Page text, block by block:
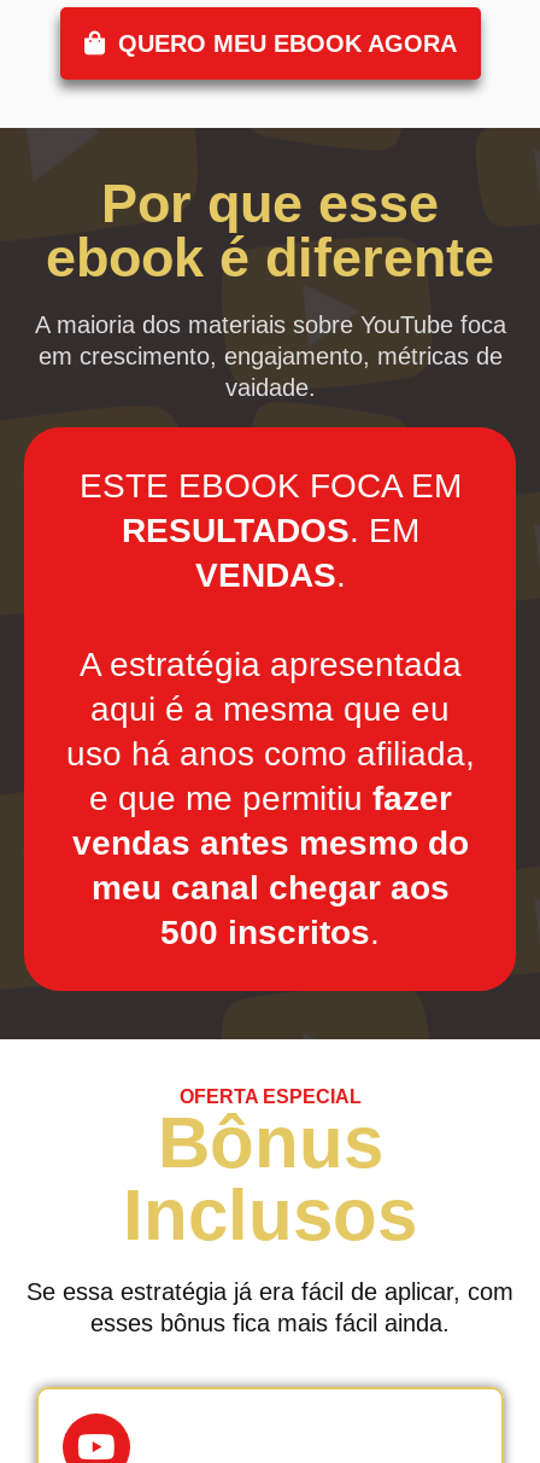
QUERO MEU EBOOK AGORA
Por que esse
ebook é diferente
A maioria dos materiais sobre YouTube foca
em crescimento, engajamento, métricas de
vaidade.
ESTE EBOOK FOCA EM
RESULTADOS. EM
VENDAS.
A estratégia apresentada
aqui é a mesma que eu
uso há anos como afiliada,
e que me permitiu fazer
vendas antes mesmo do
meu canal chegar aos
500 inscritos.
OFERTA ESPECIAL
Bônus
Inclusos
Se essa estratégia já era fácil de aplicar, com
esses bônus fica mais fácil ainda.